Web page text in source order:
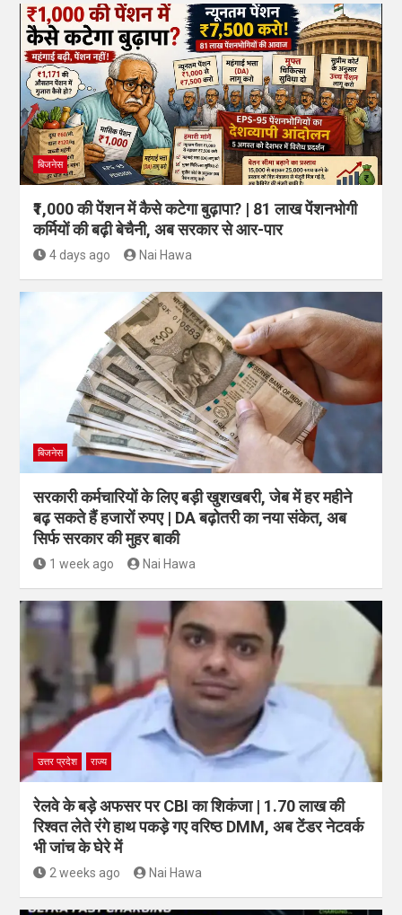
बिजनेस
₹1,000 की पेंशन में कैसे कटेगा बुढ़ापा? | 81 लाख पेंशनभोगी
कर्मियों की बढ़ी बेचैनी, अब सरकार से आर-पार
4 days ago Nai Hawa
बिजनेस
सरकारी कर्मचारियों के लिए बड़ी खुशखबरी, जेब में हर महीने
बढ़ सकते हैं हजारों रुपए | DA बढ़ोतरी का नया संकेत, अब
सिर्फ सरकार की मुहर बाकी
1 week ago Nai Hawa
उत्तर प्रदेश राज्य
रेलवे के बड़े अफसर पर CBI का शिकंजा | 1.70 लाख की
रिश्वत लेते रंगे हाथ पकड़े गए वरिष्ठ DMM, अब टेंडर नेटवर्क
भी जांच के घेरे में
2 weeks ago Nai Hawa